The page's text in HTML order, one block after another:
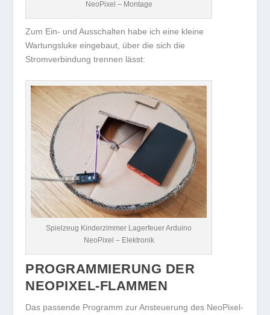
NeoPixel – Montage
Zum Ein- und Ausschalten habe ich eine kleine
Wartungsluke eingebaut, über die sich die
Stromverbindung trennen lässt:
Spielzeug Kinderzimmer Lagerfeuer Arduino
NeoPixel – Elektronik
PROGRAMMIERUNG DER
NEOPIXEL-FLAMMEN
Das passende Programm zur Ansteuerung des NeoPixel-